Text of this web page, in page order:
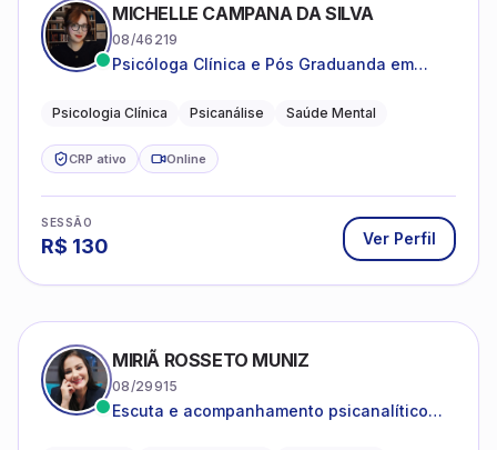
MICHELLE CAMPANA DA SILVA
08/46219
Psicóloga Clínica e Pós Graduanda em
Psicologia Clínica Psicanálise Saúde Mental
CRP ativo Online
SESSÃO
R$ 130 Ver Perfil
MIRIÃ ROSSETO MUNIZ
08/29915
Escuta e acompanhamento psicanalítico